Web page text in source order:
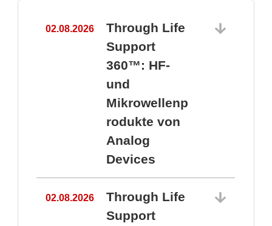
02.08.2026
Through Life
Support
360™: HF-
und
Mikrowellenp
rodukte von
Analog
Devices
02.08.2026
Through Life
Support